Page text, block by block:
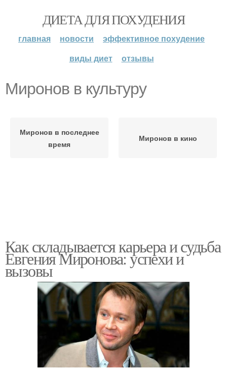
ДИЕТА ДЛЯ ПОХУДЕНИЯ
главная новости
эффективное похудение
виды диет
отзывы
Миронов в культуру
Миронов в последнее
время
Миронов в кино
Как складывается карьера и судьба
Евгения Миронова: успехи и
вызовы